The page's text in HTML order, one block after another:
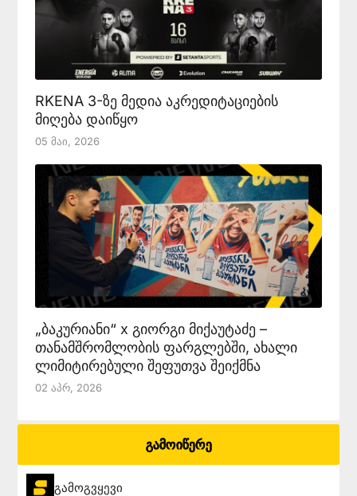
RKENA 3-ზე მედია აკრედიტაციების
მიღება დაიწყო
05 Მაი, 2026
„ბაკურიანი“ x გიორგი მიქაუტაძე –
თანამშრომლობის ფარგლებში, ახალი
ლიმიტირებული შეფუთვა შეიქმნა
02 Აპრ, 2026
გამოიწერე
გამოგვყევი